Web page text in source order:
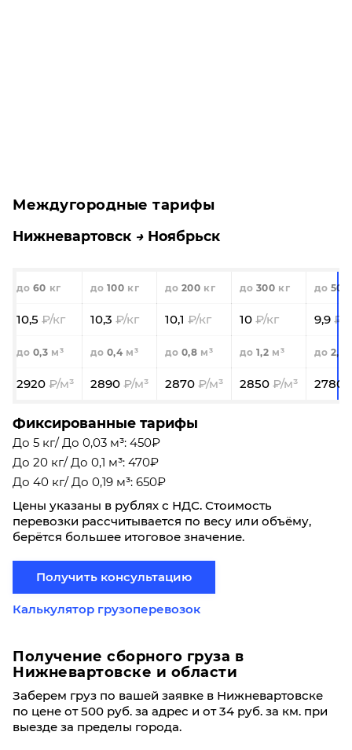
Междугородные тарифы
Нижневартовск Ноябрьск
60 100 200 300 500
10,5 10,3 10,1 10 9,9
0,3 0,4 0,8 1,2 2,0
2920 2890 2870 2850 2780
Фиксированные тарифы
До 5 кг/ До 0,03 м³: 450₽
До 20 кг/ До 0,1 м³: 470₽
До 40 кг/ До 0,19 м³: 650₽
Цены указаны в рублях с НДС. Стоимость
перевозки рассчитывается по весу или объёму,
берётся большее итоговое значение.
Получить консультацию
Калькулятор грузоперевозок
Получение сборного груза в
Нижневартовске и области
Заберем груз по вашей заявке в Нижневартовске
по цене от 500 руб. за адрес и от 34 руб. за км. при
выезде за пределы города.